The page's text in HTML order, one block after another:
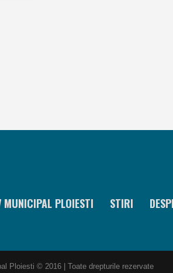
PLOIESTI STIRI
Ploiesti © 2016 | Toate drepturile rezervate